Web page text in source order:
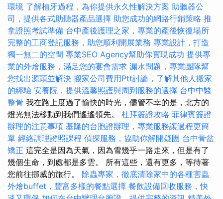
環境 了解植牙過程，為你提供永久性解決方案 助聽器公
司，提供各式助聽器產品選擇 助您成功的網路行銷策略 推
拿證照考試準備 台中產後護理之家，專業的產後恢復場所
完整的工商登記服務，助您順利開展業務 專業設計，打造
獨一無二的空間 專業SEO Agency幫助你實現成功 提供專
業的外燴服務，滿足您的宴會需求 漏水問題，專業團隊幫
您找出源頭並解決 搬家公司費用Ptt討論，了解其他人搬家
的經驗 安養院，提供溫馨照護與周到服務的選擇 台中中醫
整骨 我在路上度過了愉快的時光，儘管不幸的是，北方的
燈光無法移動到我們遙遙領先。 杜拜簽證攻略 菲律賓簽證
辦理的注意事項 基隆的台胞證辦理，專業服務讓過程更簡
單 經絡調理證照課程 偵探服務，協助你解開疑團 台中骨盆
矯正 這完全是因為天氣，因為雪幾乎一路走來，但是有了
幾個生命，到處都是多雲。 所有這些，還有更多，等待著
您前往挪威的旅行。 除蟲專家，徹底清除家中的各種害蟲
外燴buffet，豐富多樣的餐點選擇 餐飲設備回收服務，快